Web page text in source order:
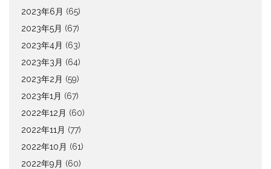
2023年6月 (65)
2023年5月 (67)
2023年4月 (63)
2023年3月 (64)
2023年2月 (59)
2023年1月 (67)
2022年12月 (60)
2022年11月 (77)
2022年10月 (61)
2022年9月 (60)